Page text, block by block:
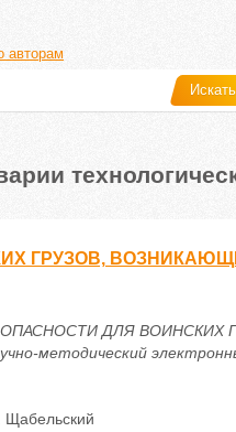
авторам
Искать
ГРУЗОВ,
ОПАСНОСТИ ДЛЯ
методический